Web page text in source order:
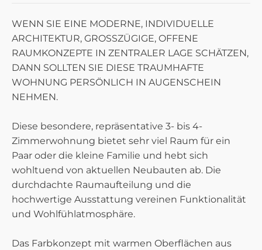
WENN SIE EINE MODERNE, INDIVIDUELLE
ARCHITEKTUR, GROSSZÜGIGE, OFFENE
RAUMKONZEPTE IN ZENTRALER LAGE SCHÄTZEN,
DANN SOLLTEN SIE DIESE TRAUMHAFTE
WOHNUNG PERSÖNLICH IN AUGENSCHEIN
NEHMEN.
Diese besondere, repräsentative 3- bis 4-
Zimmerwohnung bietet sehr viel Raum für ein
Paar oder die kleine Familie und hebt sich
wohltuend von aktuellen Neubauten ab. Die
durchdachte Raumaufteilung und die
hochwertige Ausstattung vereinen Funktionalität
und Wohlfühlatmosphäre.
Das Farbkonzept mit warmen Oberflächen aus